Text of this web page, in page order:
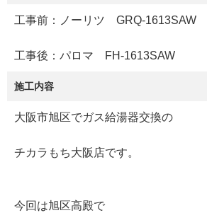
工事前：ノーリツ GRQ-1613SAW
工事後：パロマ FH-1613SAW
施工内容
大阪市旭区でガス給湯器交換の
チカラもち大阪店です。
今回は旭区高殿で